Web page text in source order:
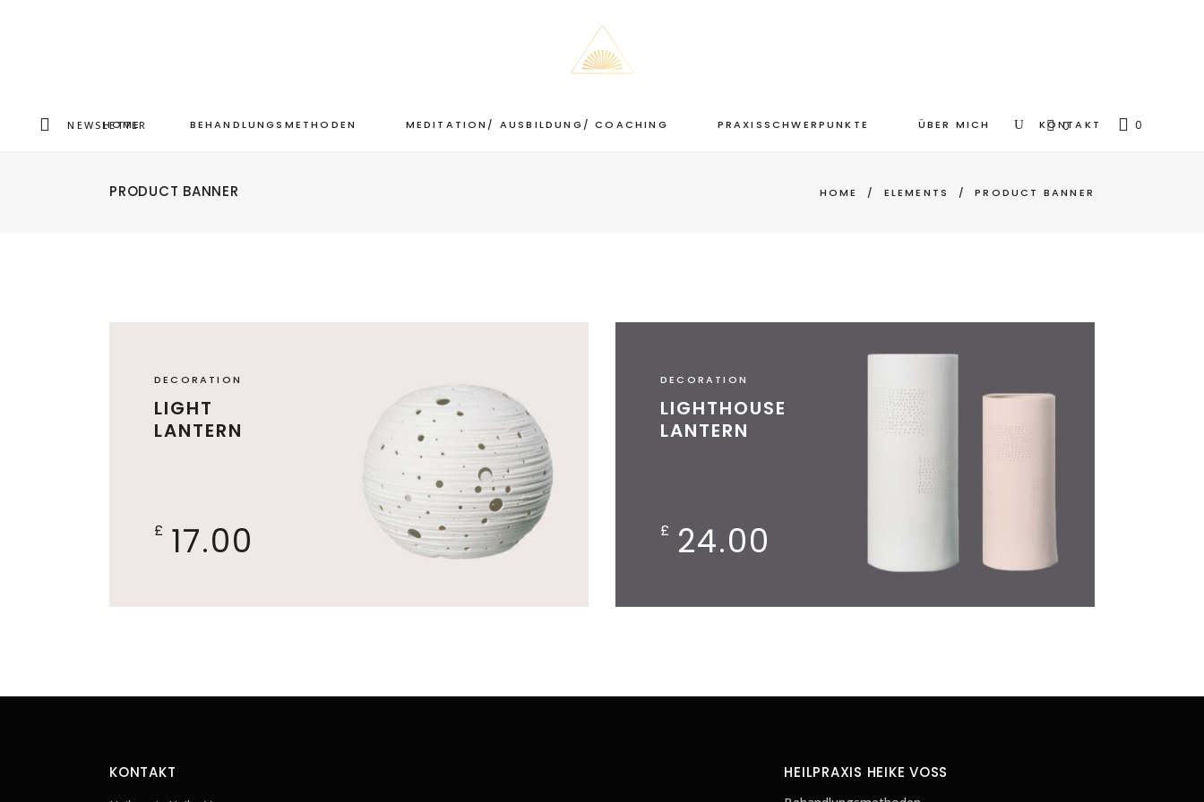
NEWSLETTER
HOME BEHANDLUNGSMETHODEN MEDITATION/ AUSBILDUNG/ COACHING PRAXISSCHWERPUNKTE ÜBER MICH KONTAKT
0 0
PRODUCT BANNER HOME / ELEMENTS /PRODUCT BANNER
DECORATION
LIGHT
LANTERN
£ 17.00
DECORATION
LIGHTHOUSE
LANTERN
£ 24.00
KONTAKT HEILPRAXIS HEIKE VOSS